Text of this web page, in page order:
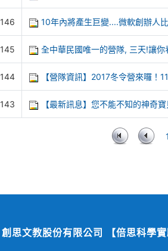
146 10年內將產生巨變....微軟創辦人
145 全中華民國唯一的營隊, 三天!讓你
144 【營隊資訊】2017冬令營來囉！
143 【最新訊息】您不能不知的神奇
1
創思文教股份有限公司 【倍思科學實